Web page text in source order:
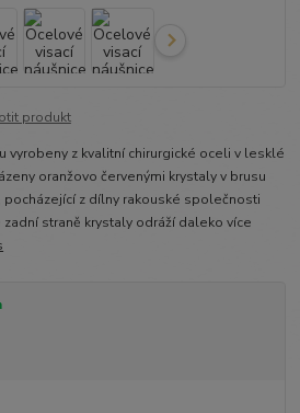
produkt
vyrobeny z kvalitní chirurgické oceli v lesklé
oranžovo červenými krystaly v brusu
pocházející z dílny rakouské společnosti
straně krystaly odráží daleko více